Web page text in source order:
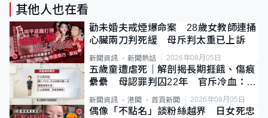
其他人也在看
勸未婚夫戒煙爆命案 28歲女教師連捅
心臟兩刀判死緩 母斥判太重已上訴
新聞資訊 新聞熱話 2026年08月05日
五歲童遭虐死｜解剖揭長期捱餓、傷痕
纍纍 母認罪判囚22年 官斥冷血：同
類案最惡劣
新聞資訊 港聞 首頁新聞 2026年08月05日
偶像「不點名」談粉絲越界 日女死忠